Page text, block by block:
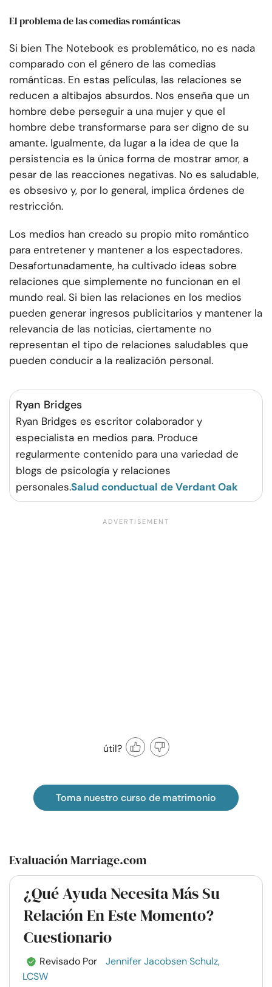
El problema de las comedias románticas
Si bien The Notebook es problemático, no es nada
comparado con el género de las comedias
románticas. En estas películas, las relaciones se
reducen a altibajos absurdos. Nos enseña que un
hombre debe perseguir a una mujer y que el
hombre debe transformarse para ser digno de su
amante. Igualmente, da lugar a la idea de que la
persistencia es la única forma de mostrar amor, a
pesar de las reacciones negativas. No es saludable,
es obsesivo y, por lo general, implica órdenes de
restricción.
Los medios han creado su propio mito romántico
para entretener y mantener a los espectadores.
Desafortunadamente, ha cultivado ideas sobre
relaciones que simplemente no funcionan en el
mundo real. Si bien las relaciones en los medios
pueden generar ingresos publicitarios y mantener la
relevancia de las noticias, ciertamente no
representan el tipo de relaciones saludables que
pueden conducir a la realización personal.
Ryan Bridges
Ryan Bridges es escritor colaborador y
especialista en medios para. Produce
regularmente contenido para una variedad de
blogs de psicología y relaciones
personales.Salud conductual de Verdant Oak
útil?
Toma nuestro curso de matrimonio
Evaluación Marriage.com
¿Qué Ayuda Necesita Más Su
Relación En Este Momento?
Cuestionario
Revisado Por
Jennifer Jacobsen Schulz,
LCSW